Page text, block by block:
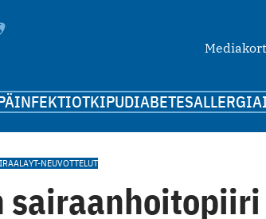
INFEKTIOTKIPUDIABETESALLERGIA
YT-NEUVOTTELUT